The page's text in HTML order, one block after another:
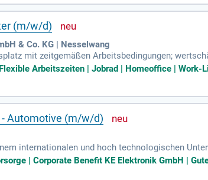
(m/w/d)
& Co. KG | Nesselwang
mit zeitgemäßen Arbeitsbedingungen;
moderne Benefits wie u.a.
Arbeitszeiten | Jobrad | Homeoffice | Work-
Automotive (m/w/d)
internationalen und hoch technologischen
| Corporate Benefit KE Elektronik GmbH |